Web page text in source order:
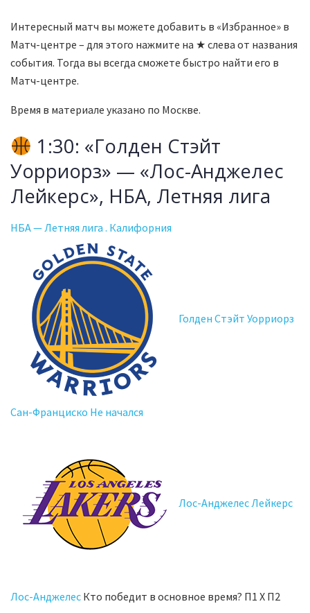
Интересный матч вы можете добавить в «Избранное» в
Матч-центре – для этого нажмите на ★ слева от названия
события. Тогда вы всегда сможете быстро найти его в
Матч-центре.
Время в материале указано по Москве.
1:30: «Голден Стэйт
Уорриорз» — «Лос-Анджелес
Лейкерс», НБА, Летняя лига
НБА — Летняя лига . Калифорния
Голден Стэйт Уорриорз
Сан-Франциско Не начался
Лос-Анджелес Лейкерс
Лос-Анджелес Кто победит в основное время? П1 X П2